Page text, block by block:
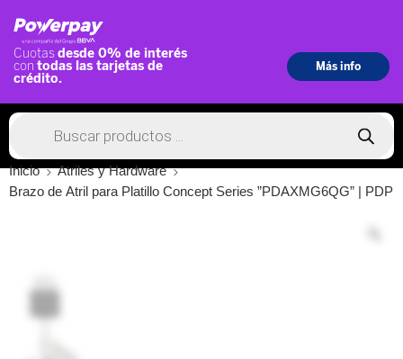
Inicio
Atriles y Hardware
Brazo de Atril para Platillo Concept Series ”PDAXMG6QG” | PDP